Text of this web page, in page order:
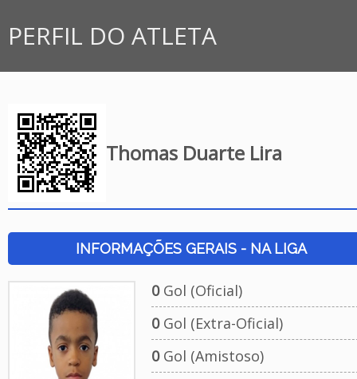
PERFIL DO ATLETA
Thomas Duarte Lira
INFORMAÇÕES GERAIS - NA LIGA
0Gol (Oficial)
0Gol (Extra-Oficial)
0Gol (Amistoso)